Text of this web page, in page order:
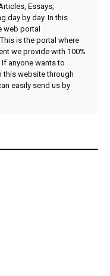
Essays,
day by day. In this
web portal
is the portal where
we provide with 100%
anyone wants to
this website through
easily send us by